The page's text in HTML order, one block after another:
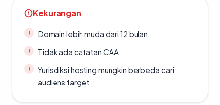
Kekurangan
Domain lebih muda dari 12 bulan
Tidak ada catatan CAA
Yurisdiksi hosting mungkin berbeda dari
audiens target